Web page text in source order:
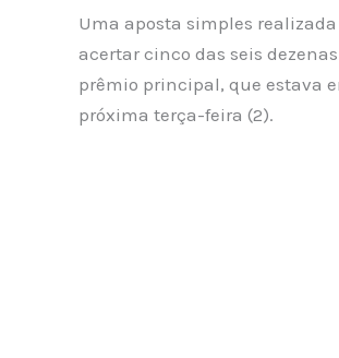
Uma aposta simples
acertar cinco das seis
prêmio principal, que estava
próxima terça-feira (2).